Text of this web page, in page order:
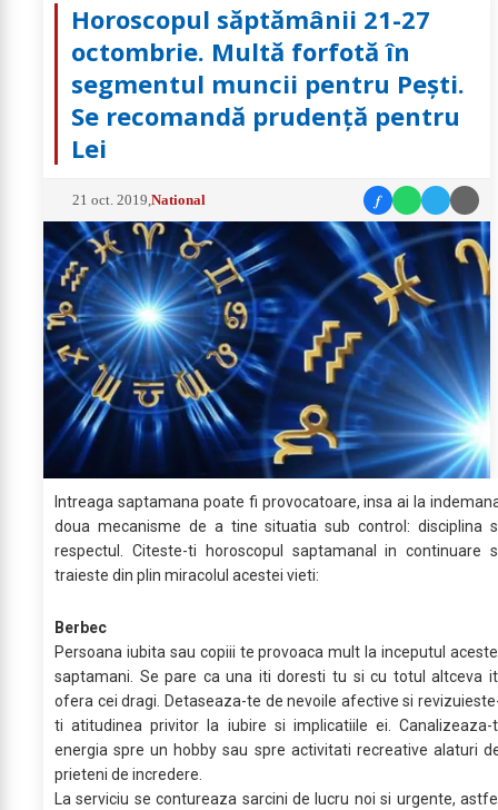
Horoscopul săptămânii 21-27
octombrie. Multă forfotă în
segmentul muncii pentru Pești.
Se recomandă prudență pentru
Lei
21 oct. 2019 ,National f
Intreaga saptamana poate fi provocatoare, insa ai la
doua mecanisme de a tine situatia sub control: disciplina
respectul. Citeste-ti horoscopul saptamanal in continuare
traieste din plin miracolul acestei vieti:
Berbec
Persoana iubita sau copiii te provoaca mult la inceputul
saptamani. Se pare ca una iti doresti tu si cu totul altceva
ofera cei dragi. Detaseaza-te de nevoile afective si
ti atitudinea privitor la iubire si implicatiile ei. Canalizeaza-
energia spre un hobby sau spre activitati recreative alaturi
prieteni de incredere.
La serviciu se contureaza sarcini de lucru noi si urgente,